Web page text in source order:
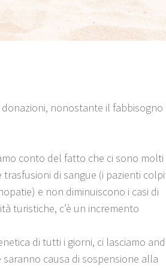
donazioni, nonostante il fabbisogno
conto del fatto che ci sono molti
di sangue (i pazienti
e non diminuiscono i casi di
turistiche, c’è un incremento
di tutti i giorni, ci lasciamo
causa di sospensione alla